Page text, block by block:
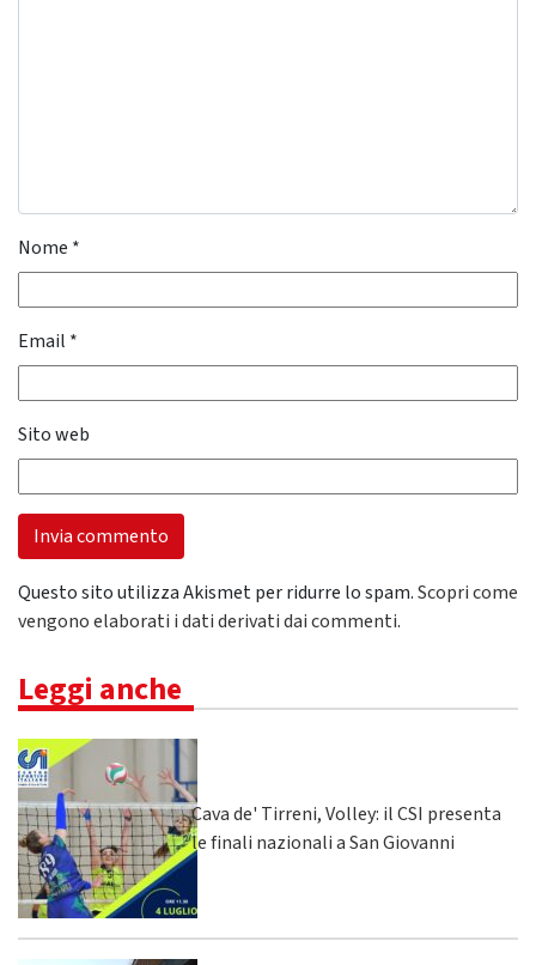
Nome *
Email *
Sito web
Questo sito utilizza Akismet per ridurre lo spam.Scopri come
vengono elaborati i dati derivati dai commenti.
Leggi anche
Cava de' Tirreni, Volley: il CSI presenta
le finali nazionali a San Giovanni